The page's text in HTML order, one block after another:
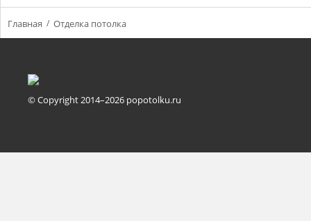
Главная Отделка потолка
© Copyright 2014–2026 popotolku.ru